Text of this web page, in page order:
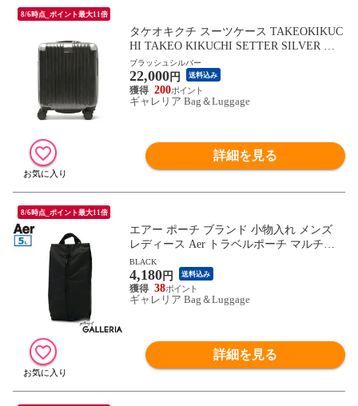
8/6時点_ポイント最大11倍
タケオキクチ スーツケース TAKEOKIKUC
HI TAKEO KIKUCHI SETTER SILVER セ
ッターシルバー SSサイズ 機内持ち込み キ
ャリーケース 静音 ビジネス 出張 旅行 フ
ァスナー TSA 22L 1泊 ブランド SET001
ブラッシュシルバー
22,000円 送料込み
200
ギャレリア Bag＆Luggage
詳細を見る
8/6時点_ポイント最大11倍
エアー ポーチ ブランド 小物入れ メンズ
レディース Aer トラベルポーチ マルチポ
ーチ トラベルグッズ ナイロン ハンドル 5L
軽量 バッグインバッグ 小さめ 黒 軽い 旅
行 出張 Travel Collection Zip Bag Small
BLACK
4,180円 送料込み
38
ギャレリア Bag＆Luggage
詳細を見る